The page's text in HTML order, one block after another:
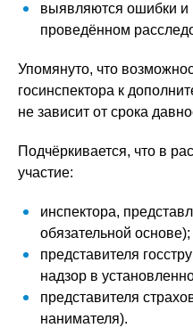
выявляются ошибки и
проведённом
Упомянуто, что
госинспектора к
не зависит от срока
Подчёркивается, что в
участие:
инспектора,
обязательной основе);
представителя
надзор в
представителя
нанимателя).